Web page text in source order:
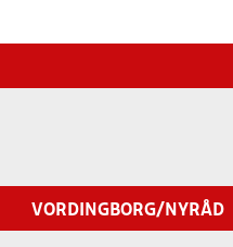
VORDINGBORG/NYRÅD